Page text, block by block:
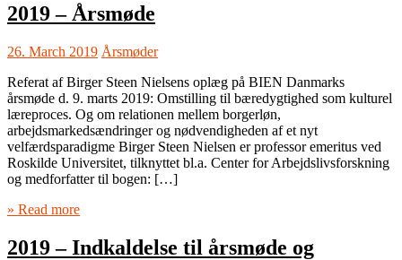
2019 – Årsmøde
26. March 2019 Årsmøder
Referat af Birger Steen Nielsens oplæg på BIEN Danmarks
årsmøde d. 9. marts 2019: Omstilling til bæredygtighed som kulturel
læreproces. Og om relationen mellem borgerløn,
arbejdsmarkedsændringer og nødvendigheden af et nyt
velfærdsparadigme Birger Steen Nielsen er professor emeritus ved
Roskilde Universitet, tilknyttet bl.a. Center for Arbejdslivsforskning
og medforfatter til bogen: […]
» Read more
2019 – Indkaldelse til årsmøde og